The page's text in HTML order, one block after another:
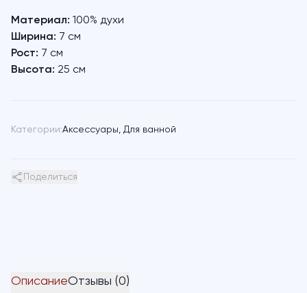
Материал: 100% духи
Ширина: 7 см
Рост: 7 см
Высота: 25 см
Категории:Аксессуары, Для ванной
Поделиться
ОписаниеОтзывы (0)